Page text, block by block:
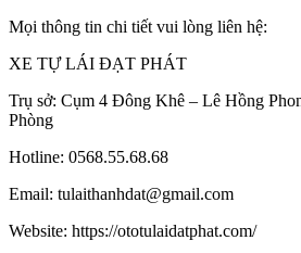
Mọi thông tin chi tiết vui lòng liên hệ:
XE TỰ LÁI ĐẠT PHÁT
Trụ sở: Cụm 4 Đông Khê – Lê Hồng
Phòng
Hotline: 0568.55.68.68
Email: tulaithanhdat@gmail.com
Website: https://ototulaidatphat.com/